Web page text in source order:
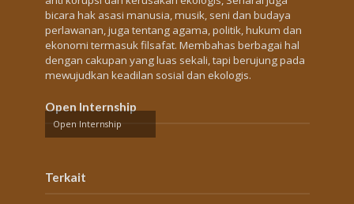
bicara hak asasi manusia, musik, seni dan budaya
perlawanan, juga tentang agama, politik, hukum dan
ekonomi termasuk filsafat. Membahas berbagai hal
dengan cakupan yang luas sekali, tapi berujung pada
mewujudkan keadilan sosial dan ekologis.
Open Internship
Open Internship
Terkait